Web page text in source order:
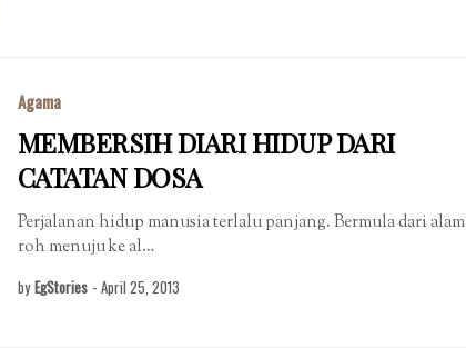
Agama
MEMBERSIH DIARI HIDUP DARI
CATATAN DOSA
Perjalanan hidup manusia terlalu panjang. Bermula dari alam
roh menuju ke al…
by EgStories - April 25, 2013